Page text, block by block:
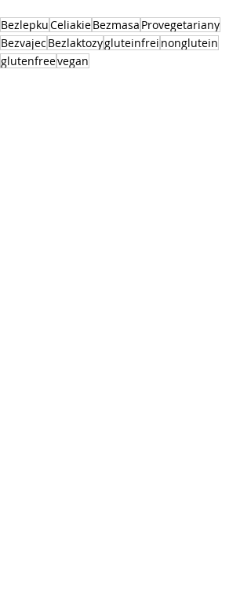
BezlepkuCeliakieBezmasa Provegetariany
Bezvajec Bezlaktozygluteinfrei nonglutein
glutenfreevegan